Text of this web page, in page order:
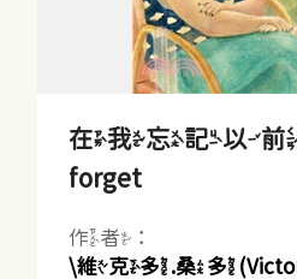
在我忘記以前
forget
作者：
\維克多.桑多(Victor